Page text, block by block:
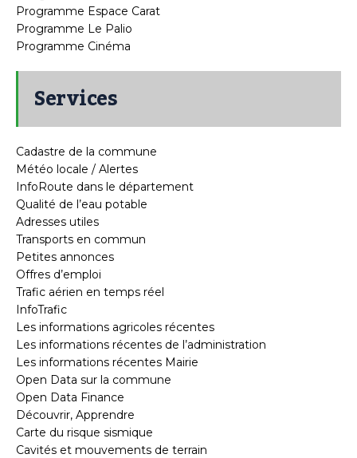
Programme Espace Carat
Programme Le Palio
Programme Cinéma
Services
Cadastre de la commune
Météo locale / Alertes
InfoRoute dans le département
Qualité de l’eau potable
Adresses utiles
Transports en commun
Petites annonces
Offres d’emploi
Trafic aérien en temps réel
InfoTrafic
Les informations agricoles récentes
Les informations récentes de l’administration
Les informations récentes Mairie
Open Data sur la commune
Open Data Finance
Découvrir, Apprendre
Carte du risque sismique
Cavités et mouvements de terrain